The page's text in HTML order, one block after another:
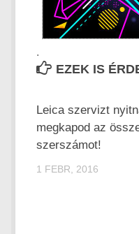
.
EZEK IS
Leica szervizt
megkapod az
szerszámot!
1 FEBR, 2016